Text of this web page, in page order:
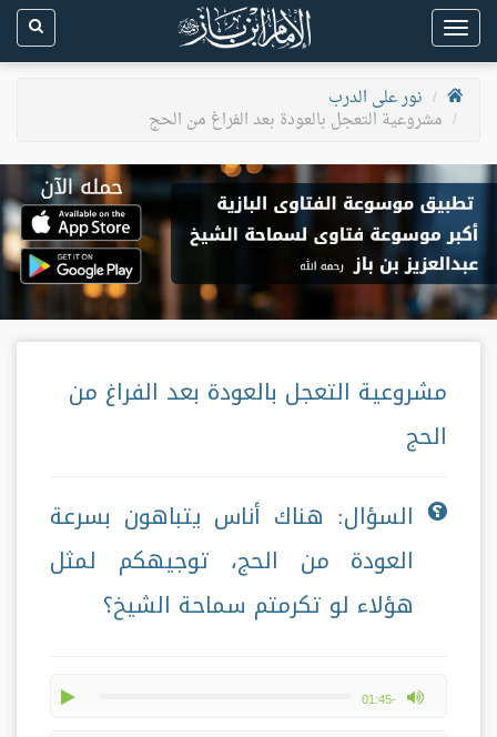
Toggle
navigation
نور على الدرب
مشروعية التعجل بالعودة بعد الفراغ من الحج
مشروعية التعجل بالعودة بعد الفراغ من
الحج
السؤال: هناك أناس يتباهون بسرعة
العودة من الحج، توجيهكم لمثل
هؤلاء لو تكرمتم سماحة الشيخ؟
-01:45
max volume